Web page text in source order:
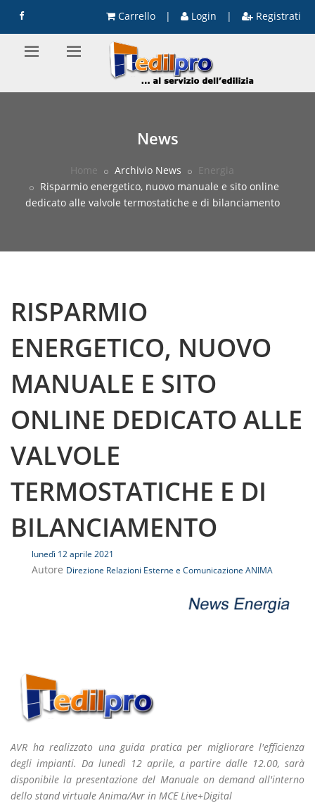
Carrello | Login | Registrati
News
Home Archivio News
Energia
Risparmio energetico, nuovo manuale e sito online
dedicato alle valvole termostatiche e di bilanciamento
RISPARMIO
ENERGETICO, NUOVO
MANUALE E SITO
ONLINE DEDICATO ALLE
VALVOLE
TERMOSTATICHE E DI
BILANCIAMENTO
lunedì 12 aprile 2021
Autore Direzione Relazioni Esterne e Comunicazione ANIMA
AVR ha realizzato una guida pratica per migliorare l'efficienza
degli impianti. Da lunedì 12 aprile, a partire dalle 12.00, sarà
disponibile la presentazione del Manuale on demand all'interno
dello stand virtuale Anima/Avr in MCE Live+Digital